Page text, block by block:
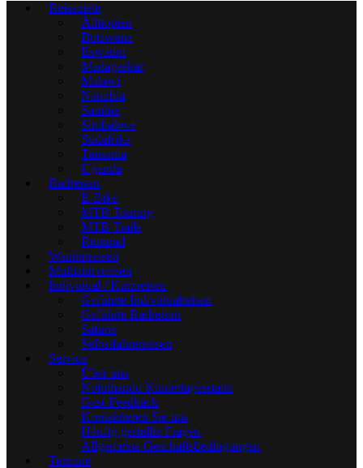
Reiseziele
Äthiopien
Botswana
Eswatini
Madagaskar
Malawi
Namibia
Sambia
Simbabwe
Südafrika
Tansania
Uganda
Radreisen
E-Bike
MTB Touring
MTB Trails
Rennrad
Wanderreisen
Multiaktivreisen
Individual / Kurzreisen
Geführte Individualreisen
Geführte Radreisen
Safaris
Selbstfahrerreisen
Service
Über uns
Noluthando Kindertagesstätte
Gast-Feedback
Kontaktieren Sie uns
Häufig gestellte Fragen
Allgemeine Geschäftsbedingungen
Termine